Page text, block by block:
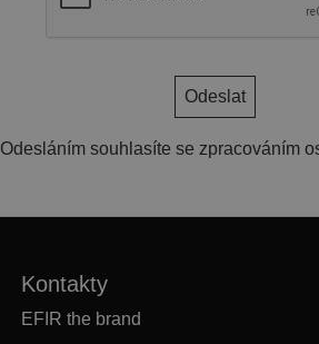
Odesláním souhlasíte se zpracováním
Kontakty
EFIR the brand